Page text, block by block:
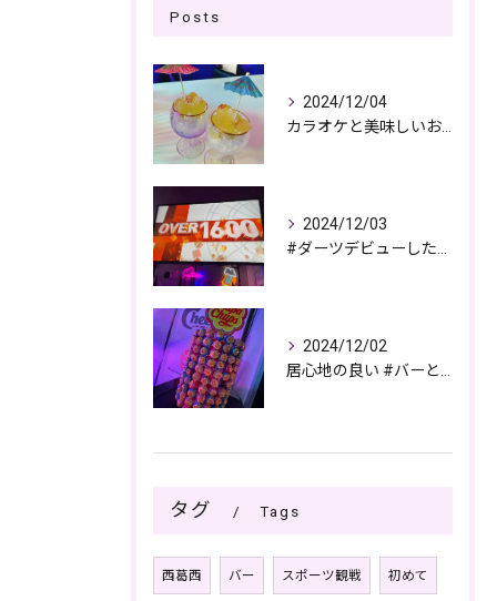
Posts
2024/12/04
2024/12/03
2024/12/02
タグ Tags
西葛西 バー スポーツ観戦 初めて